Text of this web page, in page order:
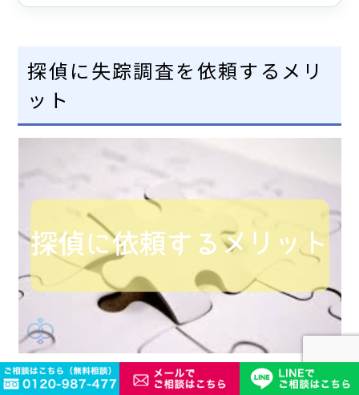
探偵に失踪調査を依頼するメリ
ット
探偵に依頼するメリットは、限られた情報から失